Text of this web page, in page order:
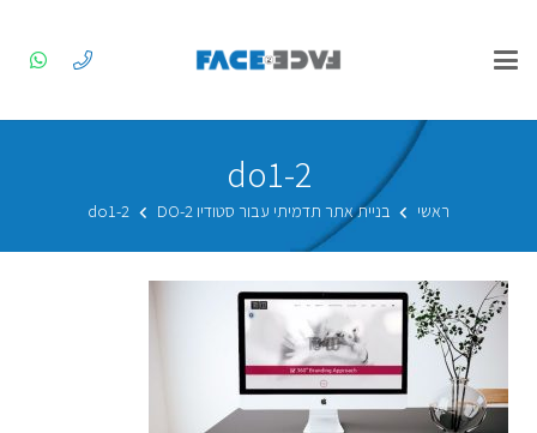
2-do1
ראשי בניית אתר תדמיתי עבור סטודיו 2-DO 2-do1